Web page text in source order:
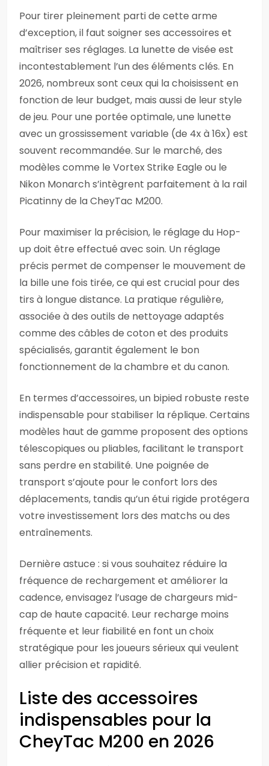
Pour tirer pleinement parti de cette arme
d’exception, il faut soigner ses accessoires et
maîtriser ses réglages. La lunette de visée est
incontestablement l’un des éléments clés. En
2026, nombreux sont ceux qui la choisissent en
fonction de leur budget, mais aussi de leur style
de jeu. Pour une portée optimale, une lunette
avec un grossissement variable (de 4x à 16x) est
souvent recommandée. Sur le marché, des
modèles comme le Vortex Strike Eagle ou le
Nikon Monarch s’intègrent parfaitement à la rail
Picatinny de la CheyTac M200.
Pour maximiser la précision, le réglage du Hop-
up doit être effectué avec soin. Un réglage
précis permet de compenser le mouvement de
la bille une fois tirée, ce qui est crucial pour des
tirs à longue distance. La pratique régulière,
associée à des outils de nettoyage adaptés
comme des câbles de coton et des produits
spécialisés, garantit également le bon
fonctionnement de la chambre et du canon.
En termes d’accessoires, un bipied robuste reste
indispensable pour stabiliser la réplique. Certains
modèles haut de gamme proposent des options
télescopiques ou pliables, facilitant le transport
sans perdre en stabilité. Une poignée de
transport s’ajoute pour le confort lors des
déplacements, tandis qu’un étui rigide protégera
votre investissement lors des matchs ou des
entraînements.
Dernière astuce : si vous souhaitez réduire la
fréquence de rechargement et améliorer la
cadence, envisagez l’usage de chargeurs mid-
cap de haute capacité. Leur recharge moins
fréquente et leur fiabilité en font un choix
stratégique pour les joueurs sérieux qui veulent
allier précision et rapidité.
Liste des accessoires
indispensables pour la
CheyTac M200 en 2026